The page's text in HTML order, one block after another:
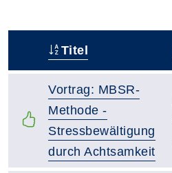
Titel
Vortrag: MBSR-
Methode -
Stressbewältigung
durch Achtsamkeit